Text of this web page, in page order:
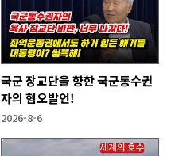
국군 장교단을 향한 국군통수권
자의 혐오발언!
2026-8-6